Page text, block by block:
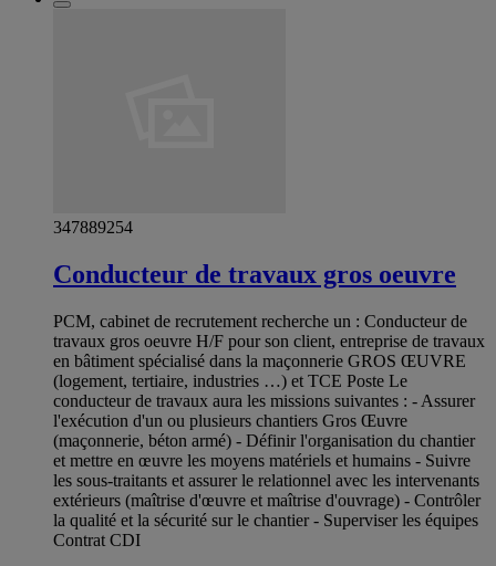
347889254
Conducteur de travaux gros oeuvre
PCM, cabinet de recrutement recherche un : Conducteur de
travaux gros oeuvre H/F pour son client, entreprise de travaux
en bâtiment spécialisé dans la maçonnerie GROS ŒUVRE
(logement, tertiaire, industries …) et TCE Poste Le
conducteur de travaux aura les missions suivantes : - Assurer
l'exécution d'un ou plusieurs chantiers Gros Œuvre
(maçonnerie, béton armé) - Définir l'organisation du chantier
et mettre en œuvre les moyens matériels et humains - Suivre
les sous-traitants et assurer le relationnel avec les intervenants
extérieurs (maîtrise d'œuvre et maîtrise d'ouvrage) - Contrôler
la qualité et la sécurité sur le chantier - Superviser les équipes
Contrat CDI